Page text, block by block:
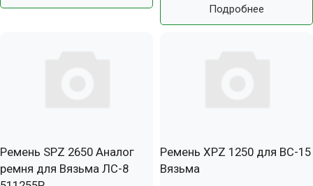
Подробнее
Ремень SPZ 2650 Аналог
ремня для Вязьма ЛС-8
Ремень XPZ 1250 для ВС-15
Вязьма